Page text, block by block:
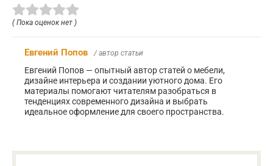
( Пока оценок нет )
Евгений Попов / автор статьи
Евгений Попов — опытный автор статей о мебели,
дизайне интерьера и создании уютного дома. Его
материалы помогают читателям разобраться в
тенденциях современного дизайна и выбрать
идеальное оформление для своего пространства.